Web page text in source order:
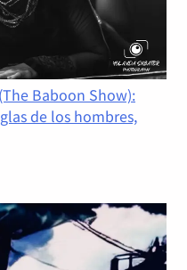
Baboon Show):
de los hombres,